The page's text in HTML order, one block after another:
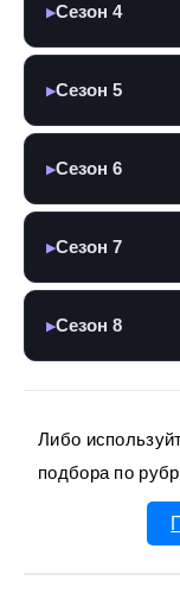
▶Сезон 4
▶Сезон 5
▶Сезон 6
▶Сезон 7
▶Сезон 8
Либо
подбора по